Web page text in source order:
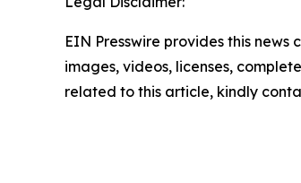
EIN Presswire provides this
images, videos, licenses,
related to this article, kindly